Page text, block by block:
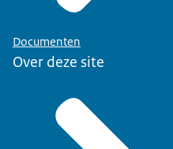
Documenten
Over deze site